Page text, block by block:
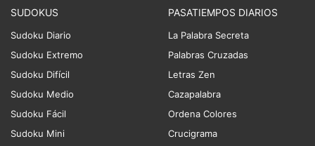
SUDOKUS
Sudoku Diario
Sudoku Extremo
Sudoku Difícil
Sudoku Medio
Sudoku Fácil
Sudoku Mini
PASATIEMPOS DIARIOS
La Palabra Secreta
Palabras Cruzadas
Letras Zen
Cazapalabra
Ordena Colores
Crucigrama